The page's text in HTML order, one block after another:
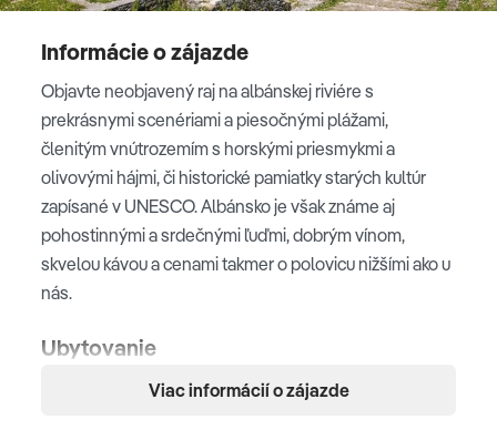
4. deň
BERAT
Po raňajkách sa presunieme domesta Berat. Mesto je
zapísané na zozname svetového kultúrneho dedičstva
UNESCO vďaka jeho prirovnaniu „mesto tisícich okien“
– ide o nezvyčajné okná vsadené do fasád
červenostrechých domov. Prejdeme si pevnosť, ktorá
sa týči nad mestom, chrámy a mešity ako dôkaz
Berat - pamiatka
Informácie o zájazde
Objavte neobjavený raj na albánskej riviére s
prekrásnymi scenériami a piesočnými plážami,
členitým vnútrozemím s horskými priesmykmi a
olivovými hájmi, či historické pamiatky starých kultúr
zapísané v UNESCO. Albánsko je však známe aj
pohostinnými a srdečnými ľuďmi, dobrým vínom,
skvelou kávou a cenami takmer o polovicu nižšími ako u
nás.
Ubytovanie
3*/4* hoteloch.Viac informácií o zájazde